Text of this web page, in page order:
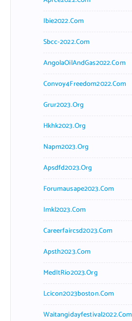
Ibie2022.com
Sbcc-2022.com
AngolaOilAndGas2022.com
Convoy4Freedom2022.com
Grur2023.org
Hkhk2023.org
Napm2023.org
Apsdfd2023.org
Forumausape2023.com
Imkl2023.com
Careerfaircsd2023.com
Apsth2023.com
MedItRio2023.org
Lcicon2023boston.com
Waitangidayfestival2022.com